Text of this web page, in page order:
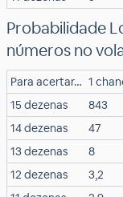
Probabilidade
números no
Para acertar… 1
15 dezenas
843
14 dezenas
47
13 dezenas
8
12 dezenas
3,2